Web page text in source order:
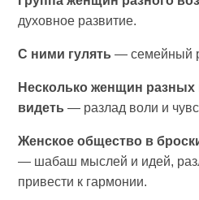
духовное развитие.
С ними гулять — семейный
Несколько женщин разных
видеть — разлад воли и
Женское общество в
— шабаш мыслей и идей,
привести к гармонии.